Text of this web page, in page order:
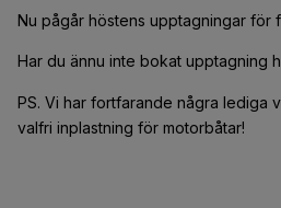
Nu pågår höstens upptagningar för
Har du ännu inte bokat upptagning
PS. Vi har fortfarande några lediga
valfri inplastning för motorbåtar!